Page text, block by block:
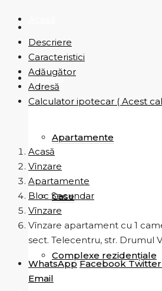
Vînzare
Apartamente
Case
Complexe rezidențiale
Descriere
Caracteristici
Adăugător
Adresă
Calculator ipotecar ( Acest
Acasă
Vînzare
Apartamente
Bloc Secundar
Vînzare
Vînzare apartament cu 1
sect. Telecentru, str. Drumul
WhatsApp FacebookTwitter
Email